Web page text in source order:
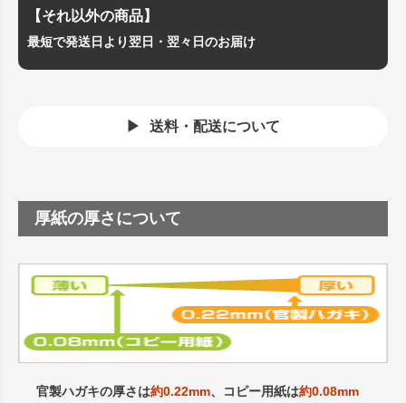
【それ以外の商品】
最短で発送日より翌日・翌々日のお届け
送料・配送について
厚紙の厚さについて
官製ハガキの厚さは約0.22mm、コピー用紙は約0.08mm